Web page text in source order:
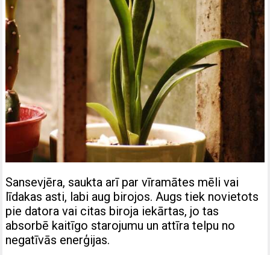
Sansevjēra, saukta arī par vīramātes mēli vai
līdakas asti, labi aug birojos. Augs tiek novietots
pie datora vai citas biroja iekārtas, jo tas
absorbē kaitīgo starojumu un attīra telpu no
negatīvās enerģijas.